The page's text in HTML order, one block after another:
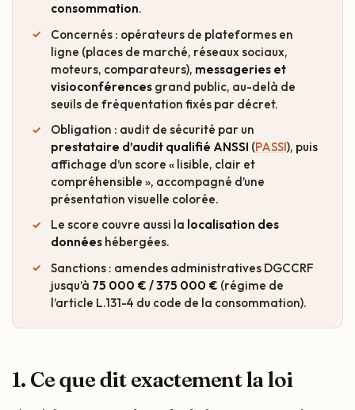
consommation.
Concernés : opérateurs de plateformes en
ligne (places de marché, réseaux sociaux,
moteurs, comparateurs), messageries et
visioconférences grand public, au-delà de
seuils de fréquentation fixés par décret.
Obligation : audit de sécurité par un
prestataire d’audit qualifié ANSSI (PASSI), puis
affichage d’un score « lisible, clair et
compréhensible », accompagné d’une
présentation visuelle colorée.
Le score couvre aussi la localisation des
données hébergées.
Sanctions : amendes administratives DGCCRF
jusqu’à 75 000 € / 375 000 € (régime de
l’article L.131-4 du code de la consommation).
1. Ce que dit exactement la loi